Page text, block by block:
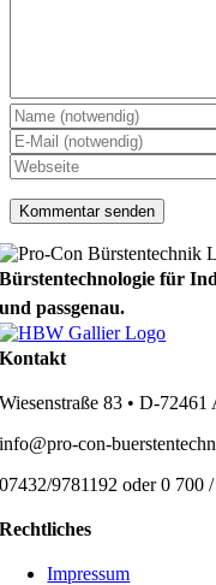
Bürstentechnologie für
und passgenau.
Kontakt
Wiesenstraße 83 • D-72461
info@pro-con-
07432/9781192 oder 0 700
Rechtliches
Impressum